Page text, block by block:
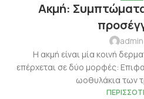
Ακμή:
admin
Η ακμή είναι μία κοινή
επέρχεται σε δύο μορφές:
ωοθυλάκια των